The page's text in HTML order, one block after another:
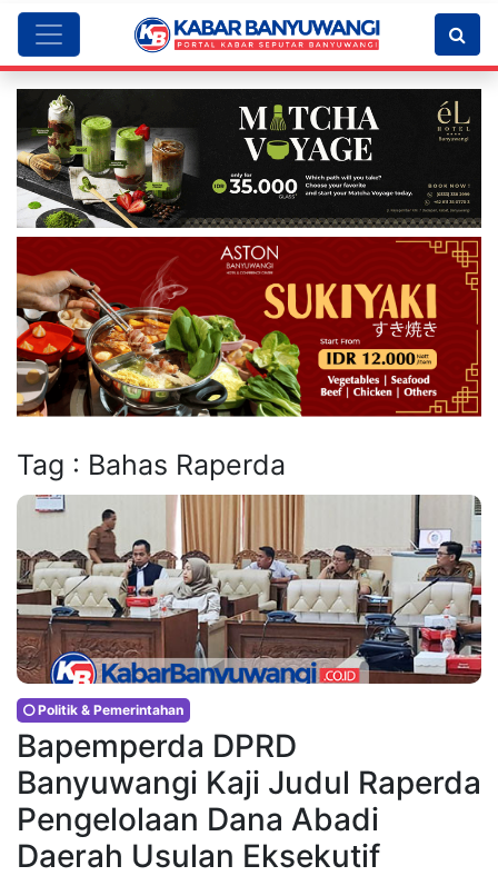
Tag : Bahas Raperda
Politik & Pemerintahan
Bapemperda DPRD
Banyuwangi Kaji Judul Raperda
Pengelolaan Dana Abadi
Daerah Usulan Eksekutif